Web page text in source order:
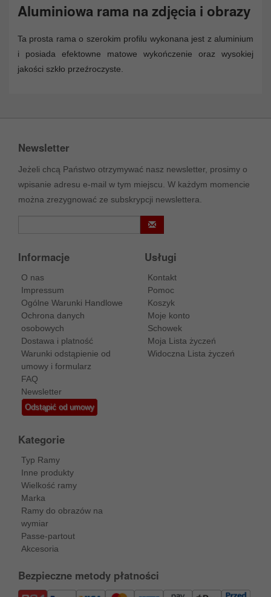
Aluminiowa rama na zdjęcia i obrazy
Ta prosta rama o szerokim profilu wykonana jest z aluminium
i posiada efektowne matowe wykończenie oraz wysokiej
jakości szkło przeźroczyste.
Newsletter
Jeżeli chcą Państwo otrzymywać nasz newsletter, prosimy o
wpisanie adresu e-mail w tym miejscu. W każdym momencie
można zrezygnować ze subskrypcji newslettera.
Informacje
O nas
Impressum
Ogólne Warunki Handlowe
Ochrona danych
osobowych
Dostawa i platność
Warunki odstąpienie od
umowy i formularz
FAQ
Newsletter
Odstąpić od umowy
Usługi
Kontakt
Pomoc
Koszyk
Moje konto
Schowek
Moja Lista życzeń
Widoczna Lista życzeń
Kategorie
Typ Ramy
Inne produkty
Wielkość ramy
Marka
Ramy do obrazów na
wymiar
Passe-partout
Akcesoria
Bezpieczne metody płatności